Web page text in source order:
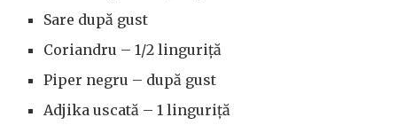
Sare după gust
Coriandru – 1/2 linguriță
Piper negru – după gust
Adjika uscată – 1 linguriță